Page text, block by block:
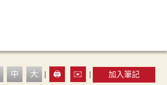
中 大 | 🖨️ ✉️ | 加入筆記